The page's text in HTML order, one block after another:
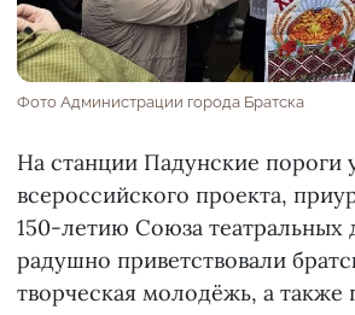
Фото Администрации города Братска
На станции Падунские пороги
всероссийского проекта,
150-летию Союза театральных
радушно приветствовали
творческая молодёжь, а также